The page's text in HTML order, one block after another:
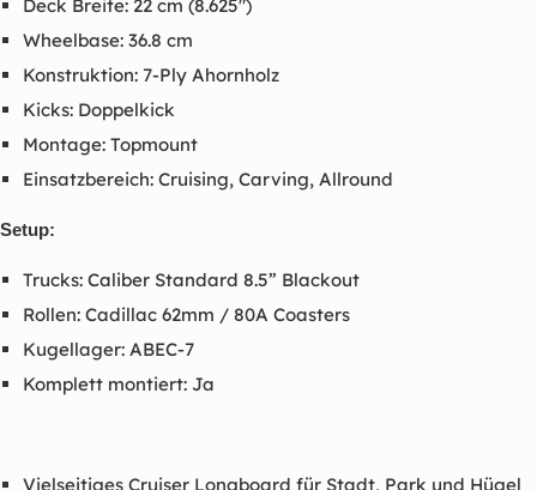
Deck Breite: 22 cm (8.625")
Wheelbase: 36.8 cm
Konstruktion: 7-Ply Ahornholz
Kicks: Doppelkick
Montage: Topmount
Einsatzbereich: Cruising, Carving, Allround
Setup:
Trucks: Caliber Standard 8.5” Blackout
Rollen: Cadillac 62mm / 80A Coasters
Kugellager: ABEC-7
Komplett montiert: Ja
Vielseitiges Cruiser Longboard für Stadt, Park und Hügel